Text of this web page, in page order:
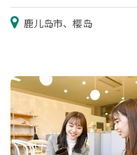
鹿儿岛市、樱岛